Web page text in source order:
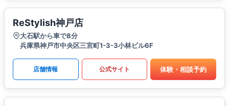
ReStylish神戸店
大石駅から車で8分
兵庫県神戸市中央区三宮町1-3-3小林ビル6F
店舗情報 公式サイト 体験・相談予約